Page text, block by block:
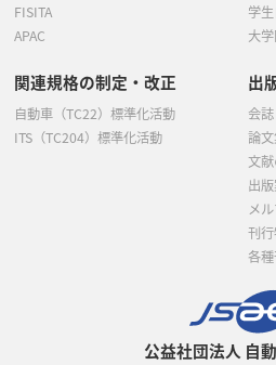
公益社団法人 自
FISITA
APAC
学
大
関連規格の制定・改正
自動車（TC22）標準化活動
ITS（TC204）標準化活動
出
会
論
文
出
メ
刊
各